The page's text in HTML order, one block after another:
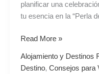
planificar una
tu esencia en la “Perla
Read More »
Alojamiento y Destinos
Destino, Consejos para